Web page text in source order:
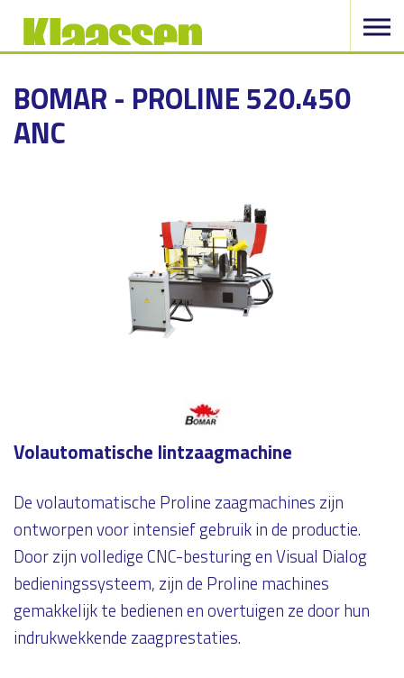
BOMAR - PROLINE 520.450
ANC
Volautomatische lintzaagmachine
De volautomatische Proline zaagmachines zijn
ontworpen voor intensief gebruik in de productie.
Door zijn volledige CNC-besturing en Visual Dialog
bedieningssysteem, zijn de Proline machines
gemakkelijk te bedienen en overtuigen ze door hun
indrukwekkende zaagprestaties.